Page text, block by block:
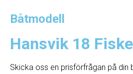
Båtmodell
Hansvik 18
Skicka oss en prisförfrågan på din